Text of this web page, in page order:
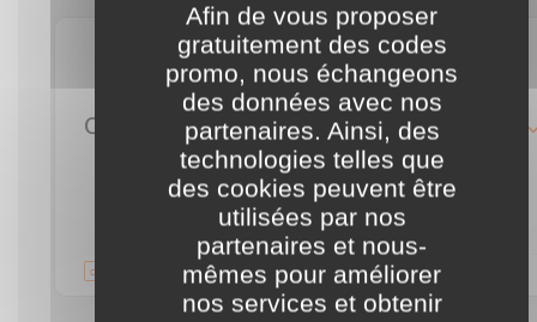
Code promo Trigano Click Up offrant la Roue Jockey pour l'achat d'une remorque
Voir le CODE ••RJ
Validité illimitée commentaire
Afin de vous proposer
gratuitement des codes
promo, nous échangeons
des données avec nos
partenaires. Ainsi, des
technologies telles que
des cookies peuvent être
utilisées par nos
partenaires et nous-
mêmes pour améliorer
nos services et obtenir